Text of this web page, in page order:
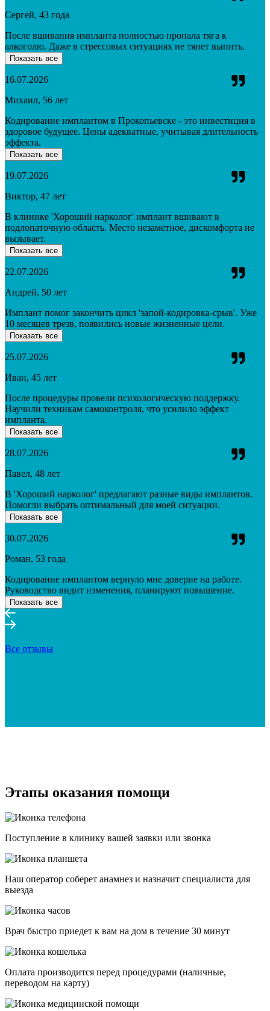
Сергей, 43 года
После вшивания импланта полностью пропала тяга к
алкоголю. Даже в стрессовых ситуациях не тянет выпить.
Показать все
16.07.2026
Михаил, 56 лет
Кодирование имплантом в Прокопьевске - это инвестиция в
здоровое будущее. Цены адекватные, учитывая длительность
эффекта.
Показать все
19.07.2026
Виктор, 47 лет
В клинике 'Хороший нарколог' имплант вшивают в
подлопаточную область. Место незаметное, дискомфорта не
вызывает.
Показать все
22.07.2026
Андрей, 50 лет
Имплант помог закончить цикл 'запой-кодировка-срыв'. Уже
10 месяцев трезв, появились новые жизненные цели.
Показать все
25.07.2026
Иван, 45 лет
После процедуры провели психологическую поддержку.
Научили техникам самоконтроля, что усилило эффект
импланта.
Показать все
28.07.2026
Павел, 48 лет
В 'Хороший нарколог' предлагают разные виды имплантов.
Помогли выбрать оптимальный для моей ситуации.
Показать все
30.07.2026
Роман, 53 года
Кодирование имплантом вернуло мне доверие на работе.
Руководство видит изменения, планируют повышение.
Показать все
Все отзывы
Этапы оказания помощи
Поступление в клинику вашей заявки или звонка
Наш оператор соберет анамнез и назначит специалиста для
выезда
Врач быстро приедет к вам на дом в течение 30 минут
Оплата производится перед процедурами (наличные,
переводом на карту)